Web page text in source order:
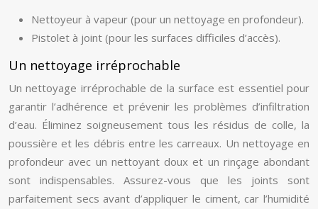
Nettoyeur à vapeur (pour un nettoyage en profondeur).
Pistolet à joint (pour les surfaces difficiles d’accès).
Un nettoyage irréprochable
Un nettoyage irréprochable de la surface est essentiel pour
garantir l’adhérence et prévenir les problèmes d’infiltration
d’eau. Éliminez soigneusement tous les résidus de colle, la
poussière et les débris entre les carreaux. Un nettoyage en
profondeur avec un nettoyant doux et un rinçage abondant
sont indispensables. Assurez-vous que les joints sont
parfaitement secs avant d’appliquer le ciment, car l’humidité